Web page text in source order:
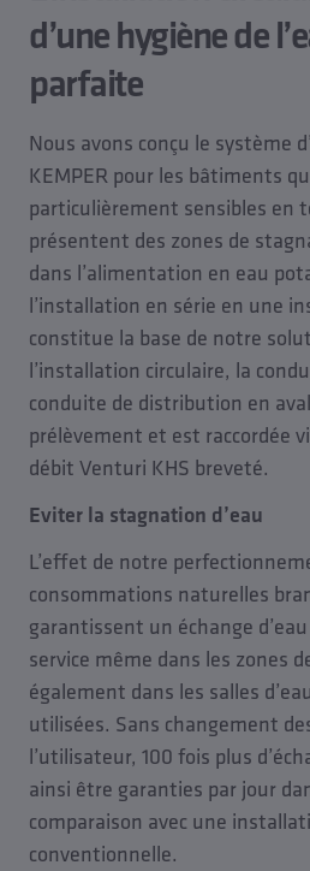
rapport aux types
même en cas de
l'utilisation.
permettent d’automatiser
maintien de la température –
potable est ainsi garantie
d’interruption du
protéger l’environnement: la
volumes de rinçage récupérés
d’employer l’eau mise à
ECO pour, par exemple,
végétaux et les surfaces des
pour les chasses d’eau.
d’une hygiène de
parfaite
Nous avons conçu le système
KEMPER pour les bâtiments
particulièrement sensibles en
présentent des zones de
dans l’alimentation en eau
l’installation en série en une
constitue la base de notre
l’installation circulaire, la
conduite de distribution en
prélèvement et est raccordée
débit Venturi KHS breveté.
Eviter la stagnation d’eau
L’effet de notre
consommations naturelles
garantissent un échange
service même dans les zones
également dans les salles
utilisées. Sans changement
l’utilisateur, 100 fois plus
ainsi être garanties par jour
comparaison avec une
conventionnelle.